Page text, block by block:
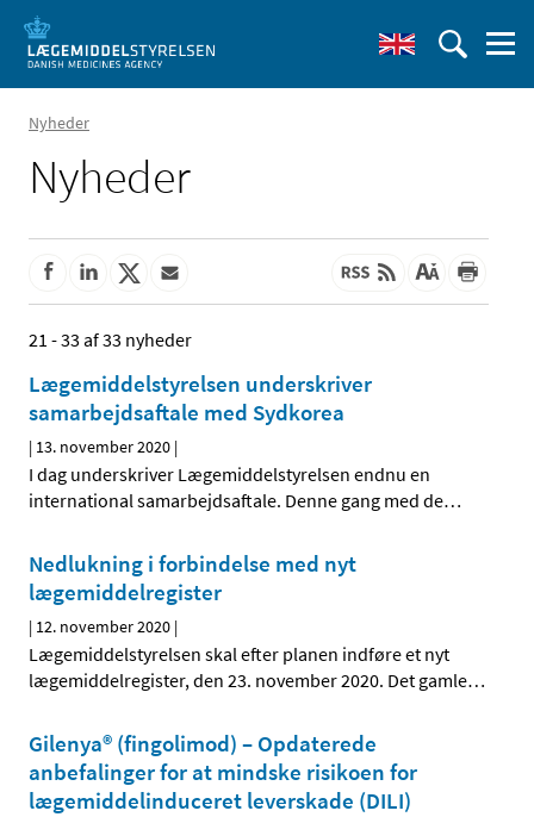
Nyheder
Nyheder
21 - 33 af 33 nyheder
Lægemiddelstyrelsen underskriver
samarbejdsaftale med Sydkorea
| 13. november 2020 |
I dag underskriver Lægemiddelstyrelsen endnu en
international samarbejdsaftale. Denne gang med de…
Nedlukning i forbindelse med nyt
lægemiddelregister
| 12. november 2020 |
Lægemiddelstyrelsen skal efter planen indføre et nyt
lægemiddelregister, den 23. november 2020. Det gamle…
Gilenya® (fingolimod) – Opdaterede
anbefalinger for at mindske risikoen for
lægemiddelinduceret leverskade (DILI)